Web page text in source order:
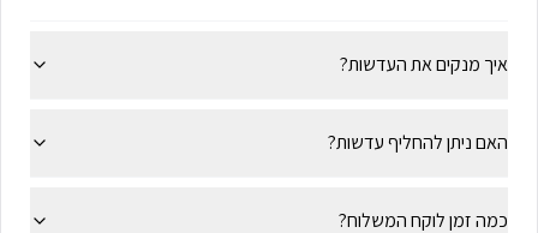
איך מנקים את העדשות?
האם ניתן להחליף עדשות?
כמה זמן לוקח המשלוח?